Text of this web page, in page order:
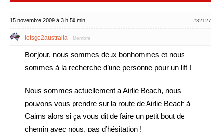
15 novembre 2009 à 3 h 50 min #32127
letsgo2australia Membre
Bonjour, nous sommes deux bonhommes et nous
sommes à la recherche d’une personne pour un lift !
Nous sommes actuellement a Airlie Beach, nous
pouvons vous prendre sur la route de Airlie Beach à
Cairns alors si ça vous dit de faire un petit bout de
chemin avec nous, pas d’hésitation !